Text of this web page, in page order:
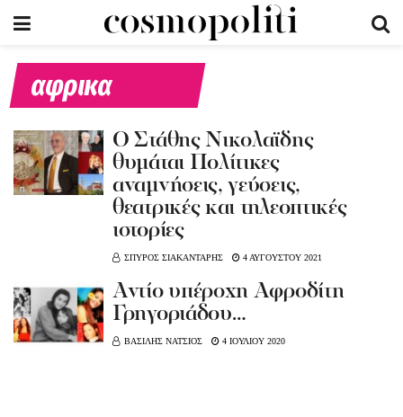
αφρικα
Ο Στάθης Νικολαϊδης
θυμάται Πολίτικες
αναμνήσεις, γεύσεις,
θεατρικές και τηλεοπτικές
ιστορίες
ΣΠΥΡΟΣ ΣΙΑΚΑΝΤΑΡΗΣ 4 ΑΥΓΟΥΣΤΟΥ 2021
Αντίο υπέροχη Αφροδίτη
Γρηγοριάδου…
ΒΑΣΙΛΗΣ ΝΑΤΣΙΟΣ 4 ΙΟΥΛΙΟΥ 2020